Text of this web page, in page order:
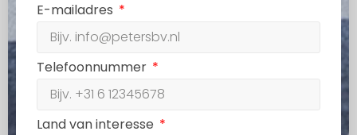
E-mailadres
Telefoonnummer
Land van interesse